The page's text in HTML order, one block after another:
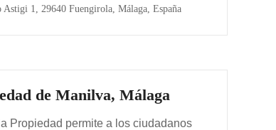
1, 29640 Fuengirola, Málaga, España
de Manilva, Málaga
Propiedad permite a los ciudadanos